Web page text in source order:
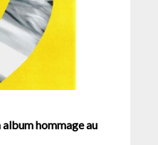
hommage au